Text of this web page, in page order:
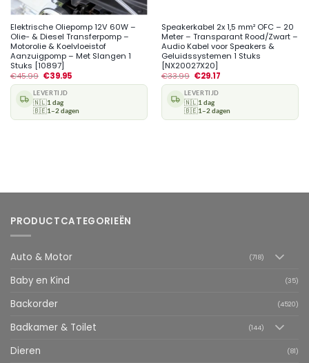
Elektrische Oliepomp 12V 60W –
Olie- & Diesel Transferpomp –
Motorolie & Koelvloeistof
Aanzuigpomp – Met Slangen 1
Stuks [10897]
€45.99 €39.95
LEVERTIJD
🇳🇱1 dag
🇧🇪1–2 dagen
Speakerkabel 2x 1,5 mm² OFC – 20
Meter – Transparant Rood/Zwart –
Audio Kabel voor Speakers &
Geluidssystemen 1 Stuks
[NX20027X20]
€33.99 €29.17
LEVERTIJD
🇳🇱1 dag
🇧🇪1–2 dagen
PRODUCTCATEGORIEËN
Auto & Motor (718)
Baby en Kind (35)
Backorder (4520)
Badkamer & Toilet (144)
Dieren (81)